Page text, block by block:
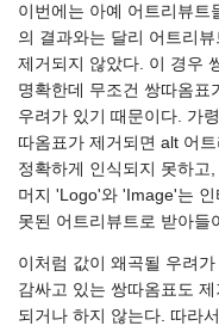
이번에는 아예 어트리뷰트
의 결과와는 달리 어트리
제거되지 않았다. 이 경우
명확한데 무조건 쌍따옴표
우려가 있기 때문이다. 가
따옴표가 제거되면 alt 어
정확하게 인식되지 못하
머지 'Logo'와 'Image'는
못된 어트리뷰트로 받아들
이처럼 값이 왜곡될 우려
감싸고 있는 쌍따옴표도
되거나 하지 않는다. 따라